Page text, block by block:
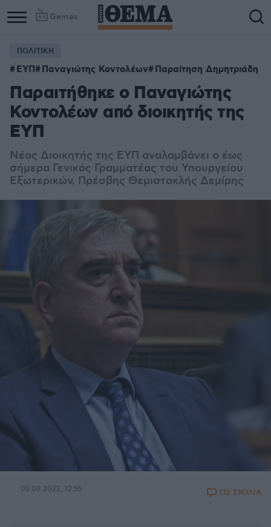
Games
ΠΟΛΙΤΙΚΗ
ΕΥΠ Παναγιώτης Κοντολέων Παραίτηση Δημητριάδη
Παραιτήθηκε ο Παναγιώτης
Κοντολέων από διοικητής της
ΕΥΠ
Νέος Διοικητής της ΕΥΠ αναλαμβάνει ο έως
σήμερα Γενικός Γραμματέας του Υπουργείου
Εξωτερικών, Πρέσβης Θεμιστοκλής Δεμίρης
05.08.2022, 12:55 132 ΣΧΟΛΙΑ